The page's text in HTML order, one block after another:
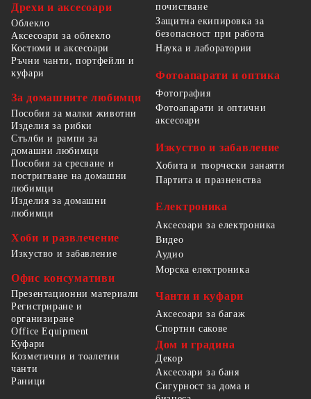
Дрехи и аксесоари
Облекло
Аксесоари за облекло
Костюми и аксесоари
Ръчни чанти, портфейли и
куфари
За домашните любимци
Пособия за малки животни
Изделия за рибки
Стълби и рампи за
домашни любимци
Пособия за сресване и
постригване на домашни
любимци
Изделия за домашни
любимци
Хоби и развлечение
Изкуство и забавление
Офис консумативи
Презентационни материали
Регистриране и
организиране
Office Equipment
почистване
Защитна екипировка за
безопасност при работа
Наука и лаборатории
Фотоапарати и оптика
Фотография
Фотоапарати и оптични
аксесоари
Изкуство и забавление
Хобита и творчески занаяти
Партита и празненства
Електроника
Аксесоари за електроника
Видео
Аудио
Морска електроника
Чанти и куфари
Аксесоари за багаж
Спортни сакове
Куфари
Козметични и тоалетни
чанти
Раници
Дом и градина
Декор
Аксесоари за баня
Сигурност за дома и